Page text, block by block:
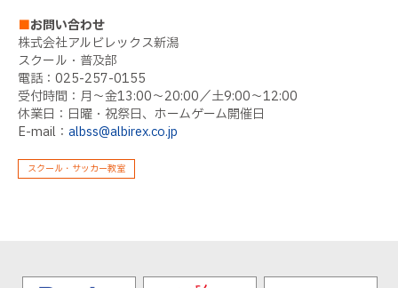
■お問い合わせ
株式会社アルビレックス新潟
スクール・普及部
電話：025-257-0155
受付時間：月～金13:00～20:00／土9:00～12:00
休業日：日曜・祝祭日、ホームゲーム開催日
E-mail： albss@albirex.co.jp
スクール・サッカー教室